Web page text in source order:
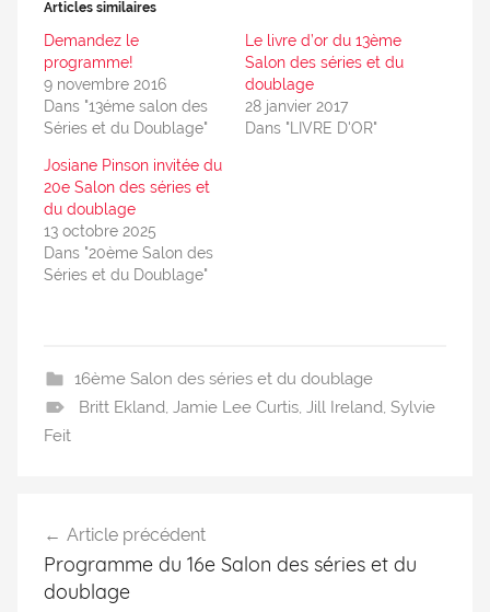
Articles similaires
Demandez le
programme!
9 novembre 2016
Dans "13éme salon des
Séries et du Doublage"
Le livre d’or du 13ème
Salon des séries et du
doublage
28 janvier 2017
Dans "LIVRE D'OR"
Josiane Pinson invitée du
20e Salon des séries et
du doublage
13 octobre 2025
Dans "20ème Salon des
Séries et du Doublage"
16ème Salon des séries et du doublage
Britt Ekland, Jamie Lee Curtis, Jill Ireland, Sylvie
Feit
Article précédent
Programme du 16e Salon des séries et du
doublage